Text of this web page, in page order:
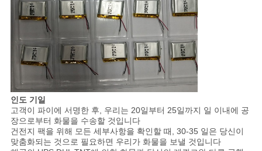
인도 기일
고객이 파이에 서명한 후, 우리는 20일부터 25일까지 일 이내에 공
장으로부터 화물을 수송할 것입니다
건전지 팩을 위해 모든 세부사항을 확인할 때, 30-35 일은 당신이
맞춤화되는 것으로 필요하면 우리가 화물을 보낼 것입니다